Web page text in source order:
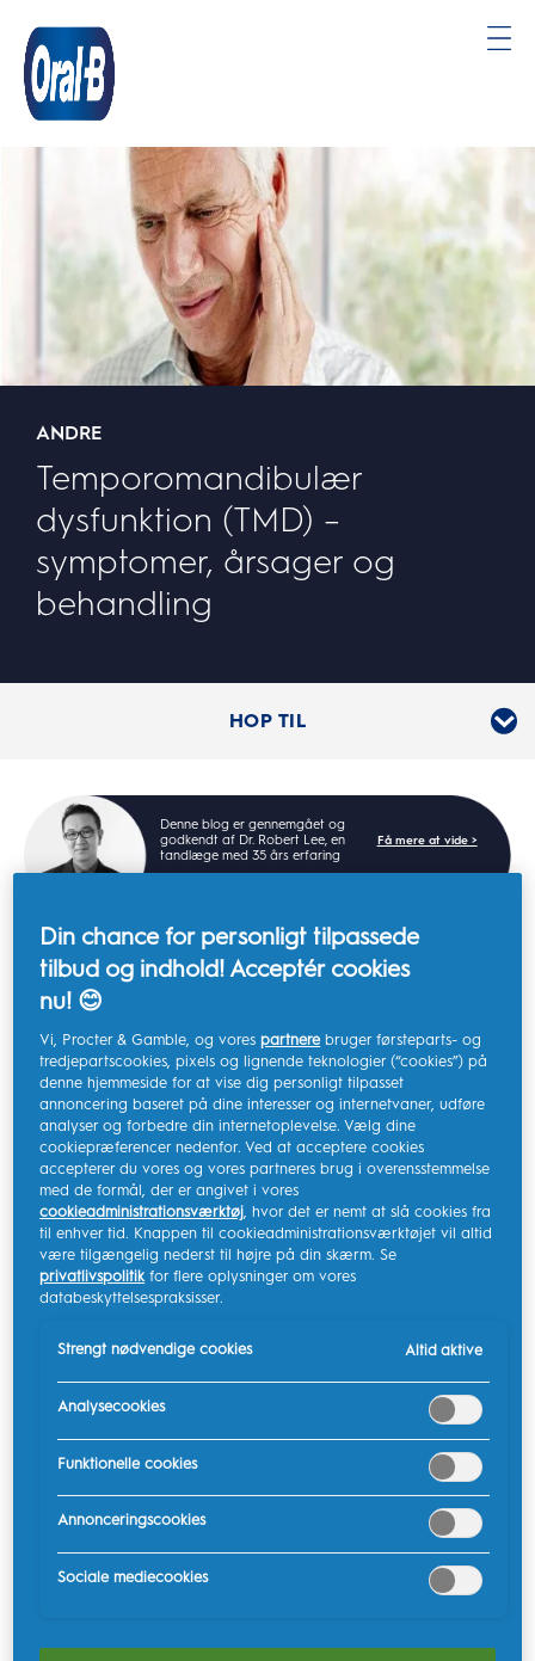
ANDRE
Temporomandibulær
dysfunktion (TMD) –
symptomer, årsager og
behandling
HOP TIL
Denne blog er gennemgået og
godkendt af Dr. Robert Lee, en
tandlæge med 35 års erfaring
Få mere at vide >
Hvad er temporomandibulær
dysfunktion (TMD)?
TMD står for temporomandibulær dysfunktion og
involverer dysfunktion af leddene i kæben. Husk på, at
lejlighedsvis ubehag i kæbeled eller tyggemuskler er
almindeligt og ikke giver anledning til bekymring.
Mange mennesker med TMD-problemer får det bedre
uden behandling. Ofte forsvinder problemet af sig selv
i løbet af flere uger eller måneder.
Symptomer på TMD
Smerter er det mest almindelige symptom på TMD;
nogle mennesker har dog ingen smerter, men har
stadig problemer med at bruge deres kæber.
Ansigtssmerter
Smerter i kæbeled
og nærliggende områder,
Rygsmerter
Din chance for personligt tilpassede
tilbud og indhold! Acceptér cookies
nu! 😊
Vi, Procter & Gamble, og vorespartnerebruger førsteparts- og
tredjepartscookies, pixels og lignende teknologier (“cookies”) på
denne hjemmeside for at vise dig personligt tilpasset
annoncering baseret på dine interesser og internetvaner, udføre
analyser og forbedre din internetoplevelse. Vælg dine
cookiepræferencer nedenfor. Ved at acceptere cookies
accepterer du vores og vores partneres brug i overensstemmelse
med de formål, der er angivet i vores
cookieadministrationsværktøj , hvor det er nemt at slå cookies fra
til enhver tid. Knappen til cookieadministrationsværktøjet vil altid
være tilgængelig nederst til højre på din skærm. Se
privatlivspolitik for flere oplysninger om vores
databeskyttelsespraksisser.
Strengt nødvendige cookies Altid aktive
Analysecookies
Funktionelle cookies
Annonceringscookies
Sociale mediecookies